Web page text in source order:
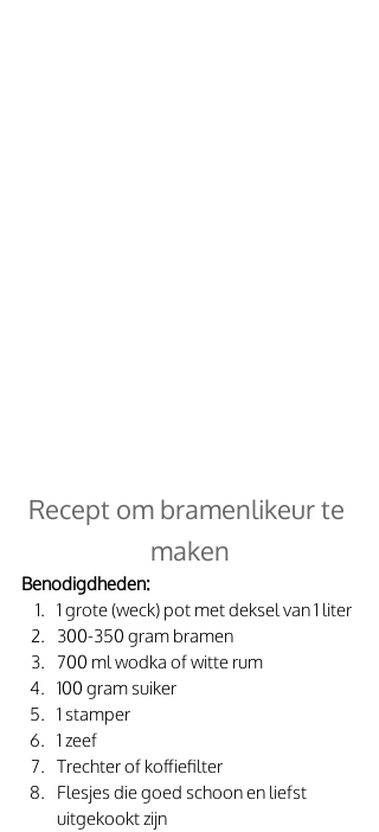
Recept om bramenlikeur te
maken
Benodigdheden:
1 grote (weck) pot met deksel van 1 liter
300-350 gram bramen
700 ml wodka of witte rum
100 gram suiker
1 stamper
1 zeef
Trechter of koffiefilter
Flesjes die goed schoon en liefst
uitgekookt zijn